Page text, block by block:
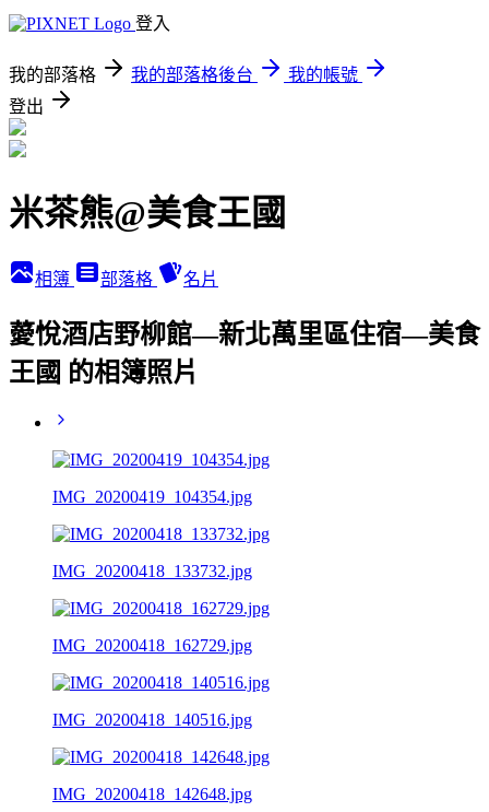
登入
我的部落格 我的部落格後台
我的帳號
登出
米茶熊@美食王國
相簿 部落格 名片
薆悅酒店野柳館—新北萬里區住宿—美食
王國 的相簿照片
IMG_20200419_104354.jpg
IMG_20200418_133732.jpg
IMG_20200418_162729.jpg
IMG_20200418_140516.jpg
IMG_20200418_142648.jpg